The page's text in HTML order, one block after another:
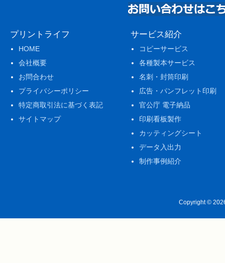
プリントライフ
HOME
会社概要
お問合わせ
プライバシーポリシー
特定商取引法に基づく表記
サイトマップ
サービス紹介
コピーサービス
各種製本サービス
名刺・封筒印刷
広告・パンフレット印刷
官公庁 電子納品
印刷看板製作
カッティングシート
データ入出力
制作事例紹介
Copyright ©